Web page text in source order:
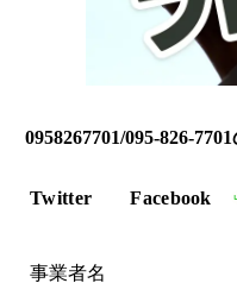
0958267701/095-826-
Twitter Facebook
事業者名